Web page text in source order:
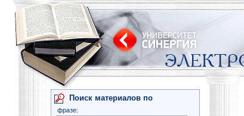
Поиск материалов по
фразе: